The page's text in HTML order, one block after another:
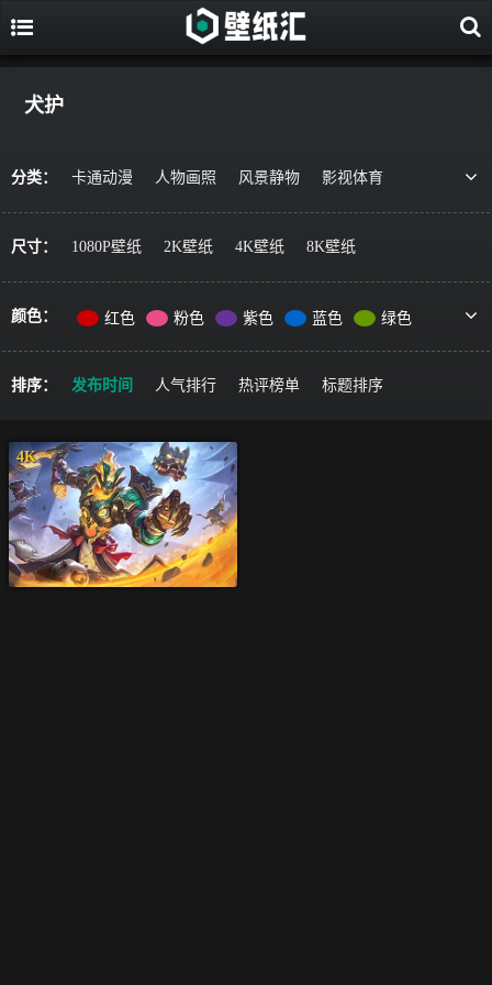
犬护
分类： 卡通动漫 人物画照 风景静物
影视体育
艺术绘画
宇宙星空 军事科技
简约主义
尺寸： 1080P壁纸 2K壁纸 4K壁纸 8K壁纸
颜色： 红色 粉色 紫色 蓝色
绿色
黄色
橙色 棕色 灰色
黑色
彩色
排序： 发布时间 人气排行 热评榜单 标题排序
4K